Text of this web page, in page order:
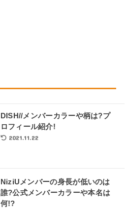
DISH//メンバーカラーや柄は?プ
ロフィール紹介!
2021.11.22
NiziUメンバーの身長が低いのは
誰?公式メンバーカラーや本名は
何!?